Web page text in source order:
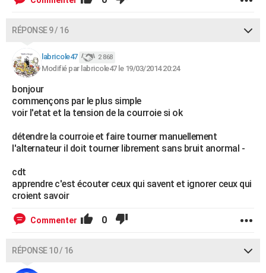
RÉPONSE 9 / 16
labricole47 2 868
Modifié par labricole47 le 19/03/2014 20:24
bonjour
commençons par le plus simple
voir l'etat et la tension de la courroie si ok
détendre la courroie et faire tourner manuellement
l'alternateur il doit tourner librement sans bruit anormal -
cdt
apprendre c'est écouter ceux qui savent et ignorer ceux qui
croient savoir
Commenter 0
RÉPONSE 10 / 16